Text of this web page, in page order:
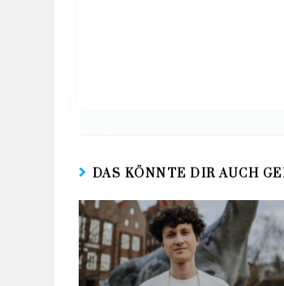
DAS KÖNNTE DIR AUCH